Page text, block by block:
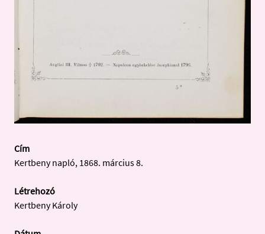
Cím
Kertbeny napló, 1868. március 8.
Létrehozó
Kertbeny Károly